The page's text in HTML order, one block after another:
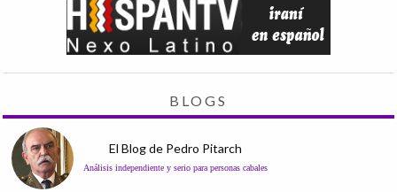
BLOGS
El Blog de Pedro Pitarch
Análisis independiente y serio para personas cabales